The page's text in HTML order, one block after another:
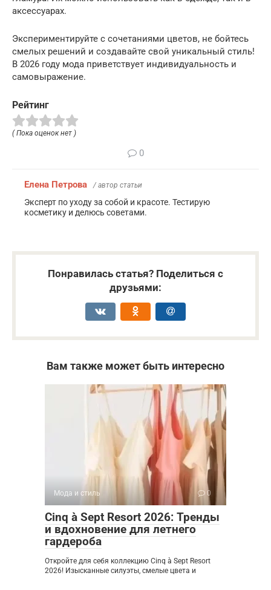
аксессуарах.
Экспериментируйте с сочетаниями цветов, не бойтесь
смелых решений и создавайте свой уникальный стиль!
В 2026 году мода приветствует индивидуальность и
самовыражение.
Рейтинг
( Пока оценок нет )
0
Елена Петрова / автор статьи
Эксперт по уходу за собой и красоте. Тестирую
косметику и делюсь советами.
Понравилась статья? Поделиться с
друзьями:
Вам также может быть интересно
Мода и стиль 0
Cinq à Sept Resort 2026: Тренды
и вдохновение для летнего
гардероба
Откройте для себя коллекцию Cinq à Sept Resort
2026! Изысканные силуэты, смелые цвета и